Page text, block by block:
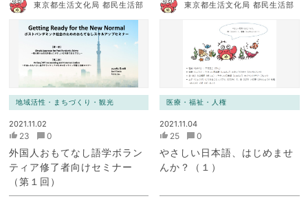
東京都生活文化局 都民生活部
地域活性・まちづくり・観光
2021.11.02
23 0
外国人おもてなし語学ボラン
ティア修了者向けセミナー
（第１回）
東京都生活文化局 都民生活部
医療・福祉・人権
2021.11.04
25 0
やさしい日本語、はじめませ
んか？（１）